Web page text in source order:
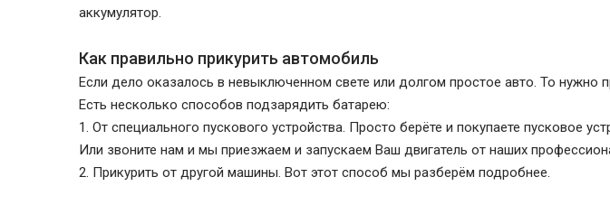
аккумулятор.
Как правильно прикурить автомобиль
Если дело оказалось в невыключенном свете или долгом простое авто. То нужно
Есть несколько способов подзарядить батарею:
1. От специального пускового устройства. Просто берёте и покупаете пусковое
Или звоните нам и мы приезжаем и запускаем Ваш двигатель от наших
2. Прикурить от другой машины. Вот этот способ мы разберём подробнее.